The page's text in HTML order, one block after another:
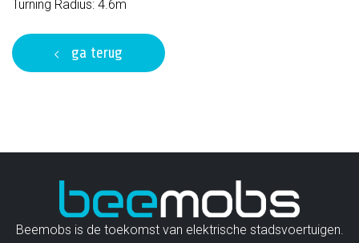
Turning Radius: 4.6m
ga terug
Beemobs is de toekomst van elektrische stadsvoertuigen.